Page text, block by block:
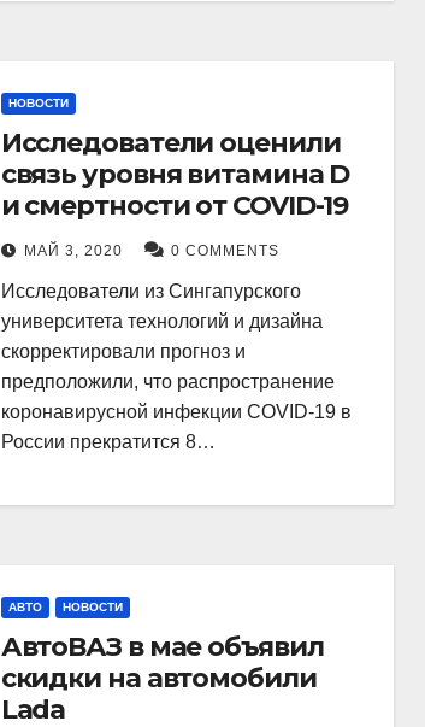
НОВОСТИ
Исследователи оценили
связь уровня витамина D
и смертности от COVID-19
МАЙ 3, 2020 0 COMMENTS
Исследователи из Сингапурского
университета технологий и дизайна
скорректировали прогноз и
предположили, что распространение
коронавирусной инфекции COVID-19 в
России прекратится 8…
АВТО НОВОСТИ
АвтоВАЗ в мае объявил
скидки на автомобили
Lada